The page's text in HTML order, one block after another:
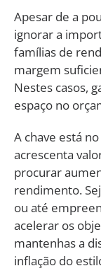
Apesar de a
ignorar a
famílias de
margem
Nestes casos,
espaço no
A chave está
acrescenta
procurar
rendimento.
ou até
acelerar os
mantenhas a
inflação do